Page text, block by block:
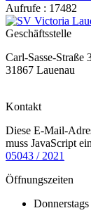
Aufrufe : 17482
Geschäftsstelle
Carl-Sasse-Straße
31867 Lauenau
Kontakt
Diese E-Mail-
muss JavaScript
05043 / 2021
Öffnungszeiten
Donnerstags